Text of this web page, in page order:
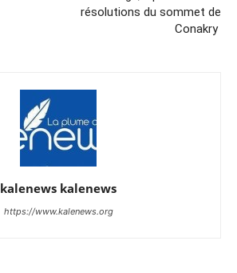
résolutions du sommet de
Conakry
kalenews kalenews
https://www.kalenews.org